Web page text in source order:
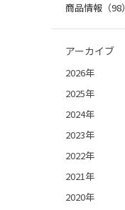
商品情報（98）
アーカイブ
2026年
2025年
2024年
2023年
2022年
2021年
2020年